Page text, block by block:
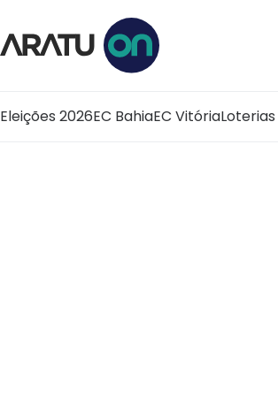
Eleições 2026EC BahiaEC VitóriaLoterias